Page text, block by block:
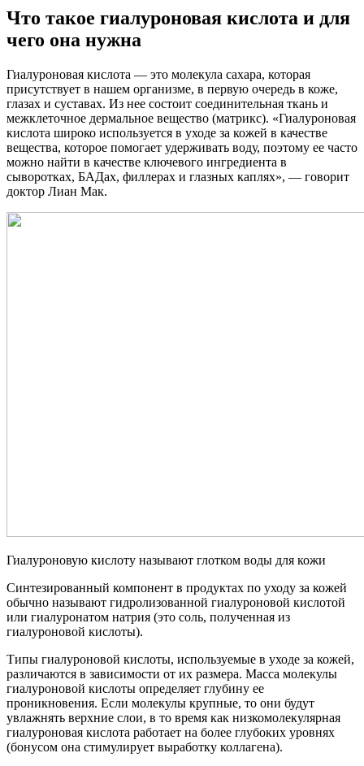
Что такое гиалуроновая кислота и для
чего она нужна
Гиалуроновая кислота — это молекула сахара, которая
присутствует в нашем организме, в первую очередь в коже,
глазах и суставах. Из нее состоит соединительная ткань и
межклеточное дермальное вещество (матрикс). «Гиалуроновая
кислота широко используется в уходе за кожей в качестве
вещества, которое помогает удерживать воду, поэтому ее часто
можно найти в качестве ключевого ингредиента в
сыворотках, БАДах, филлерах и глазных каплях», — говорит
доктор Лиан Мак.
Гиалуроновую кислоту называют глотком воды для кожи
Синтезированный компонент в продуктах по уходу за кожей
обычно называют гидролизованной гиалуроновой кислотой
или гиалуронатом натрия (это соль, полученная из
гиалуроновой кислоты).
Типы гиалуроновой кислоты, используемые в уходе за кожей,
различаются в зависимости от их размера. Масса молекулы
гиалуроновой кислоты определяет глубину ее
проникновения. Если молекулы крупные, то они будут
увлажнять верхние слои, в то время как низкомолекулярная
гиалуроновая кислота работает на более глубоких уровнях
(бонусом она стимулирует выработку коллагена).